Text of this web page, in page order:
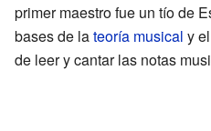
primer maestro fue un tío de
bases de lateoría musical y
de leer y cantar las notas